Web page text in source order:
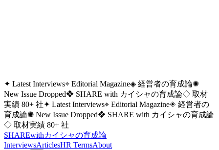
✦ Latest Interviews⌖ Editorial Magazine◈ 経営者の育成論✺
New Issue Dropped❖ SHARE with カイシャの育成論◇ 取材
実績 80+ 社✦ Latest Interviews⌖ Editorial Magazine◈ 経営者の
育成論✺ New Issue Dropped❖ SHARE with カイシャの育成論
◇ 取材実績 80+ 社
SHAREwithカイシャの育成論
InterviewsArticlesHR TermsAbout